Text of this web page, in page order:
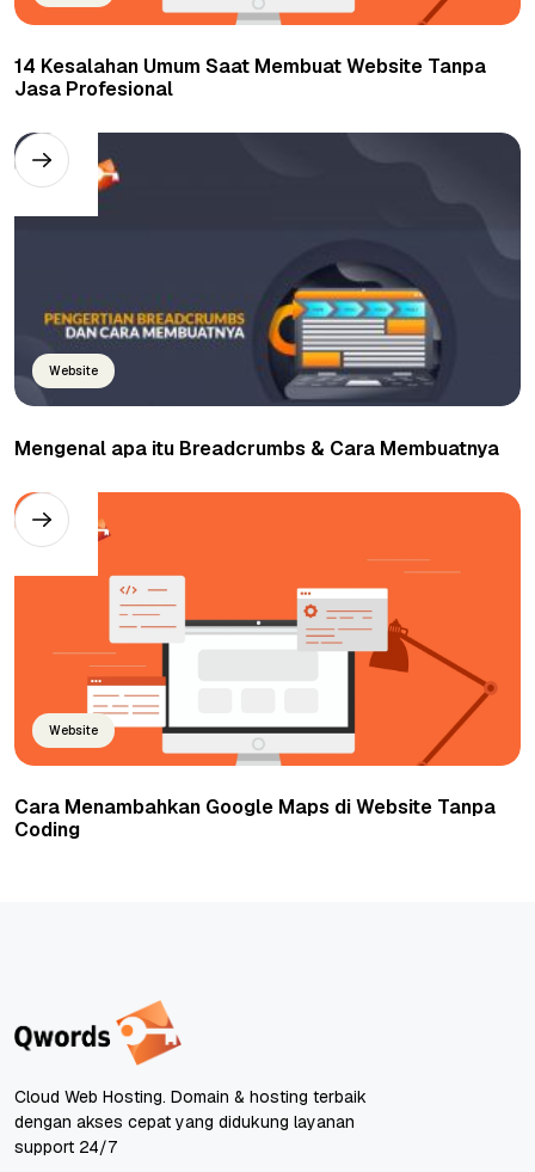
14 Kesalahan Umum Saat Membuat Website Tanpa
Jasa Profesional
Website
Mengenal apa itu Breadcrumbs & Cara Membuatnya
Website
Cara Menambahkan Google Maps di Website Tanpa
Coding
Cloud Web Hosting. Domain & hosting terbaik
dengan akses cepat yang didukung layanan
support 24/7